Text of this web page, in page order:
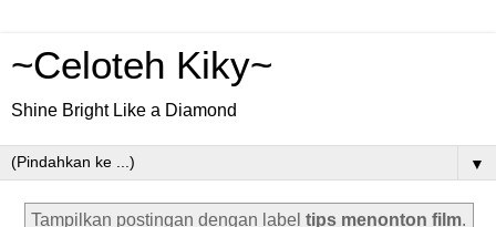
~Celoteh Kiky~
Shine Bright Like a Diamond
▼
Tampilkan postingan dengan label tips menonton film.